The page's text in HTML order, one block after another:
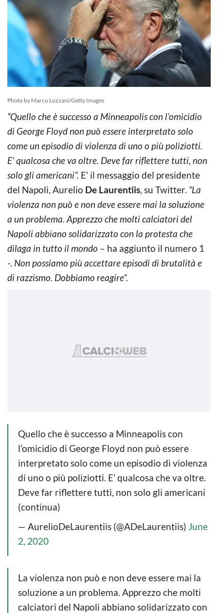
Photo by Marco Luzzani/Getty Images
“Quello che è successo a Minneapolis con l’omicidio
di George Floyd non può essere interpretato solo
come un episodio di violenza di uno o più poliziotti.
E’ qualcosa che va oltre. Deve far riflettere tutti, non
solo gli americani”. E’ il messaggio del presidente
del Napoli, Aurelio De Laurentiis, su Twitter. “La
violenza non può e non deve essere mai la soluzione
a un problema. Apprezzo che molti calciatori del
Napoli abbiano solidarizzato con la protesta che
dilaga in tutto il mondo – ha aggiunto il numero 1
-. Non possiamo più accettare episodi di brutalità e
di razzismo. Dobbiamo reagire”.
Quello che è successo a Minneapolis con
l’omicidio di George Floyd non può essere
interpretato solo come un episodio di violenza
di uno o più poliziotti. E’ qualcosa che va oltre.
Deve far riflettere tutti, non solo gli americani
(continua)
— AurelioDeLaurentiis (@ADeLaurentiis) June
2, 2020
La violenza non può e non deve essere mai la
soluzione a un problema. Apprezzo che molti
calciatori del Napoli abbiano solidarizzato con